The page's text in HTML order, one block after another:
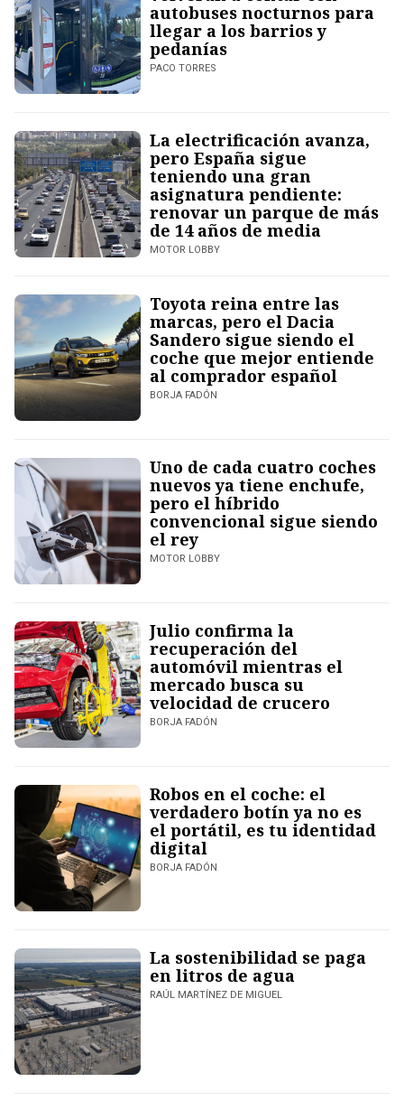
autobuses nocturnos para
llegar a los barrios y
pedanías
PACO TORRES
La electrificación avanza,
pero España sigue
teniendo una gran
asignatura pendiente:
renovar un parque de más
de 14 años de media
MOTOR LOBBY
Toyota reina entre las
marcas, pero el Dacia
Sandero sigue siendo el
coche que mejor entiende
al comprador español
BORJA FADÓN
Uno de cada cuatro coches
nuevos ya tiene enchufe,
pero el híbrido
convencional sigue siendo
el rey
MOTOR LOBBY
Julio confirma la
recuperación del
automóvil mientras el
mercado busca su
velocidad de crucero
BORJA FADÓN
Robos en el coche: el
verdadero botín ya no es
el portátil, es tu identidad
digital
BORJA FADÓN
La sostenibilidad se paga
en litros de agua
RAÚL MARTÍNEZ DE MIGUEL